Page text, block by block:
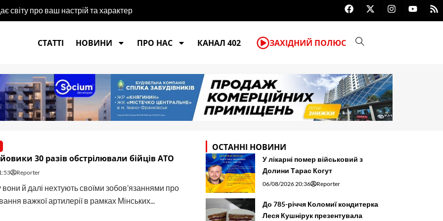
світу про ваш настрій та характер За незаконний видобуток
F
a
c
X
-
t
r
I
n
s
m
Y
o
u
R
s
s
СТАТТІ
НОВИНИ ПРО НАС КАНАЛ 402 ЗАХІДНИЙ ПОЛЮС
30 разів обстрілювали бійців АТО
Reporter
й далі нехтують своїми зобов’язаннями про
важкої артилерії в рамках Мінських...
ОСТАННІ НОВИНИ
У лікарні помер військовий з
Долини Тарас Когут
06/08/2026 20:36 Reporter
До 785-річчя Коломиї кондитерка
Леся Кушнірук презентувала